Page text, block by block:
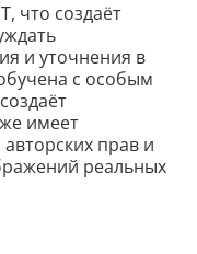
что создаёт
и уточнения в
с особым
имеет
прав и
реальных